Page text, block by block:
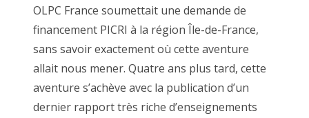
OLPC France soumettait une demande de
financement PICRI à la région Île-de-France,
sans savoir exactement où cette aventure
allait nous mener. Quatre ans plus tard, cette
aventure s’achève avec la publication d’un
dernier rapport très riche d’enseignements